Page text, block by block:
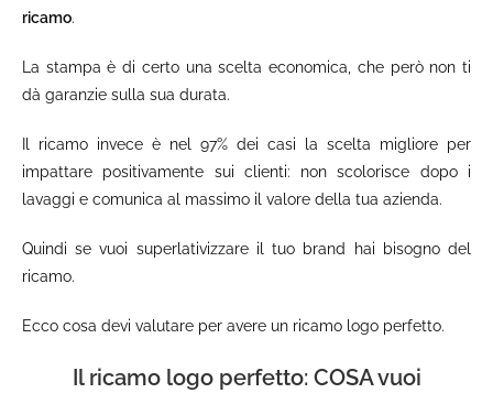
ricamo.
La stampa è di certo una scelta economica, che però non ti
dà garanzie sulla sua durata.
Il ricamo invece è nel 97% dei casi la scelta migliore per
impattare positivamente sui clienti: non scolorisce dopo i
lavaggi e comunica al massimo il valore della tua azienda.
Quindi se vuoi superlativizzare il tuo brand hai bisogno del
ricamo.
Ecco cosa devi valutare per avere un ricamo logo perfetto.
Il ricamo logo perfetto: COSAvuoi